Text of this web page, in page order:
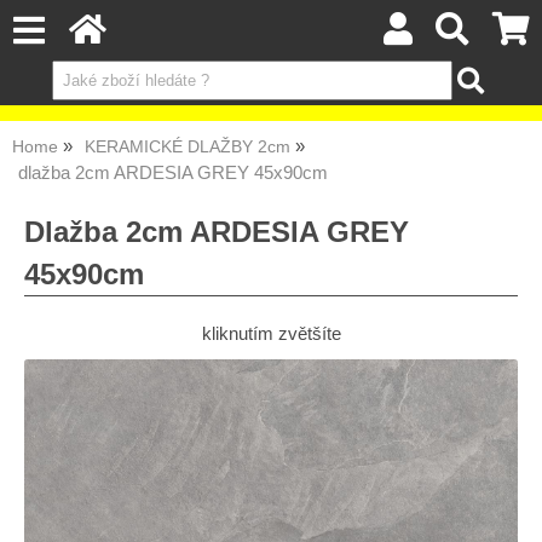
Home KERAMICKÉ DLAŽBY 2cm
dlažba 2cm ARDESIA GREY 45x90cm
Dlažba 2cm ARDESIA GREY
45x90cm
kliknutím zvětšíte